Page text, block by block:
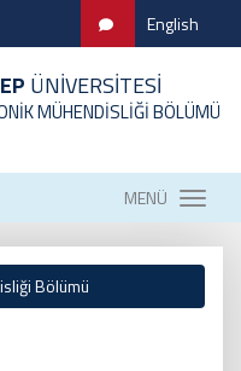
English
ÜNİVERSİTESİ
MÜHENDİSLİĞİ BÖLÜMÜ
MENÜ
Bölümü